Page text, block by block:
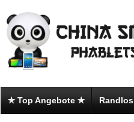
✯ Top Angebote ✯ Randlos